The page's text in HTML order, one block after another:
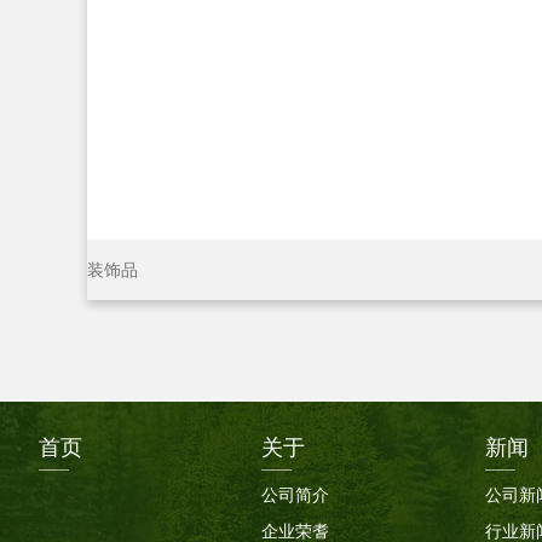
装饰品
首页 关于
公司简介
企业荣耆
新闻
公司新
行业新